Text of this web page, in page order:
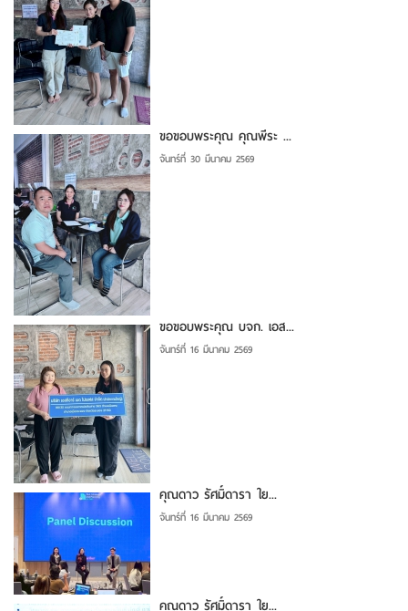
ขอขอบพระคุณ คุณพีระ ...
จันทร์ที่ 30 มีนาคม 2569
ขอขอบพระคุณ บจก. เอส...
จันทร์ที่ 16 มีนาคม 2569
คุณดาว รัศมิ์ดารา ใย...
จันทร์ที่ 16 มีนาคม 2569
คุณดาว รัศมิ์ดารา ใย...